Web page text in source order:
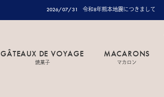
2026/07/31 令和8年熊本地震につきまして
GÂTEAUX DE VOYAGE
焼菓子
MACARONS
マカロン